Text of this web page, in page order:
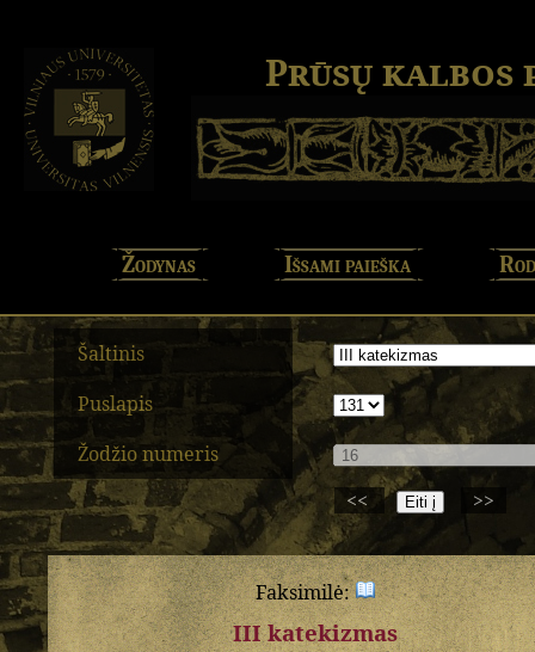
Prūsų kalbos
Žodynas Išsami paieška
Šaltinis
Puslapis
Žodžio numeris
<<
>>
Faksimilė:
III katekizmas